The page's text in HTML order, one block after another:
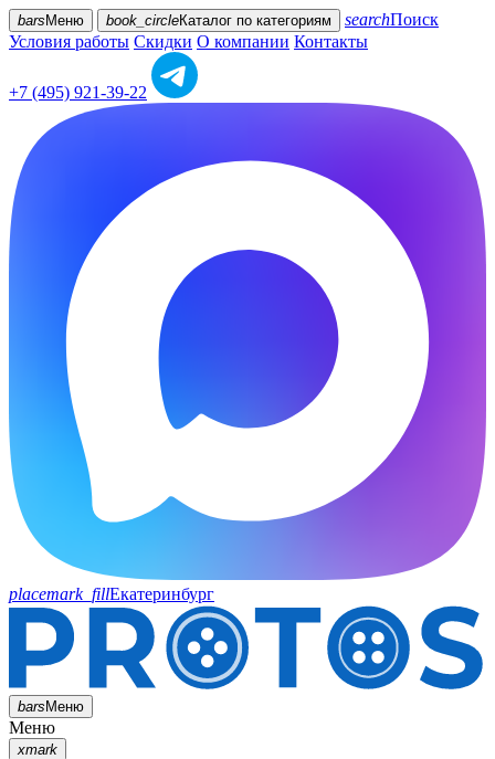
bars Меню book_circleКаталог по категориям searchПоиск
Условия работы Скидки О компании Контакты
+7 (495) 921-39-22
placemark_fillЕкатеринбург
barsМеню
Меню
xmark